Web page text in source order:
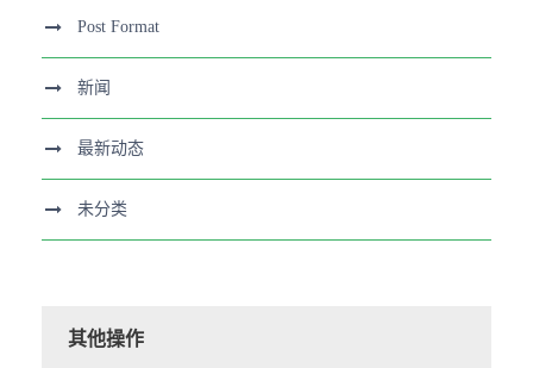
Post Format
新闻
最新动态
未分类
其他操作